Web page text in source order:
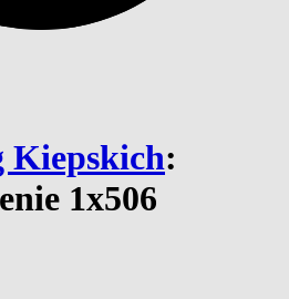
Kiepskich:
1x506